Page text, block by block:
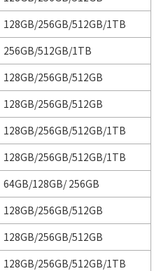
128GB/256GB/512GB/1TB
256GB/512GB/1TB
128GB/256GB/512GB
128GB/256GB/512GB
128GB/256GB/512GB/1TB
128GB/256GB/512GB/1TB
64GB/128GB/ 256GB
128GB/256GB/512GB
128GB/256GB/512GB
128GB/256GB/512GB/1TB